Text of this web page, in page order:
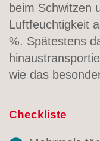
beim Schwitzen
Luftfeuchtigkeit
%. Spätestens
wie das
Checkliste